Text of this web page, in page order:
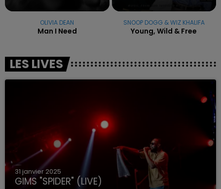
OLIVIA DEAN
Man I Need
SNOOP DOGG & WIZ KHALIFA
Young, Wild & Free
LES LIVES
31 janvier 2025
GIMS "SPIDER" (LIVE)